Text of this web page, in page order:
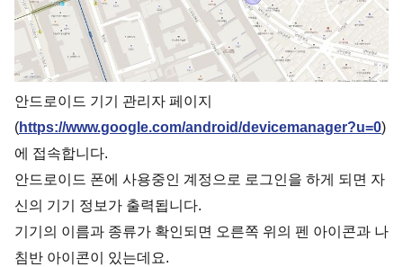
안드로이드 기기 관리자 페이지
(https://www.google.com/android/devicemanager?u=0)
에 접속합니다.
안드로이드 폰에 사용중인 계정으로 로그인을 하게 되면 자
신의 기기 정보가 출력됩니다.
기기의 이름과 종류가 확인되면 오른쪽 위의 펜 아이콘과 나
침반 아이콘이 있는데요.